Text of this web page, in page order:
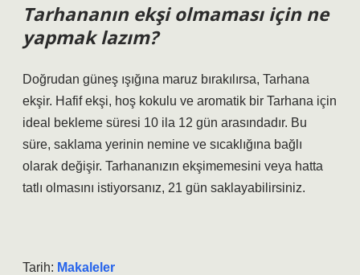
Tarhananın ekşi olmaması için ne
yapmak lazım?
Doğrudan güneş ışığına maruz bırakılırsa, Tarhana
ekşir. Hafif ekşi, hoş kokulu ve aromatik bir Tarhana için
ideal bekleme süresi 10 ila 12 gün arasındadır. Bu
süre, saklama yerinin nemine ve sıcaklığına bağlı
olarak değişir. Tarhananızın ekşimemesini veya hatta
tatlı olmasını istiyorsanız, 21 gün saklayabilirsiniz.
Tarih: Makaleler